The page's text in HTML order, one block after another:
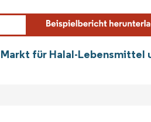
Wiederverwendung erfordert Namensnennung
für Halal-Lebensmittel